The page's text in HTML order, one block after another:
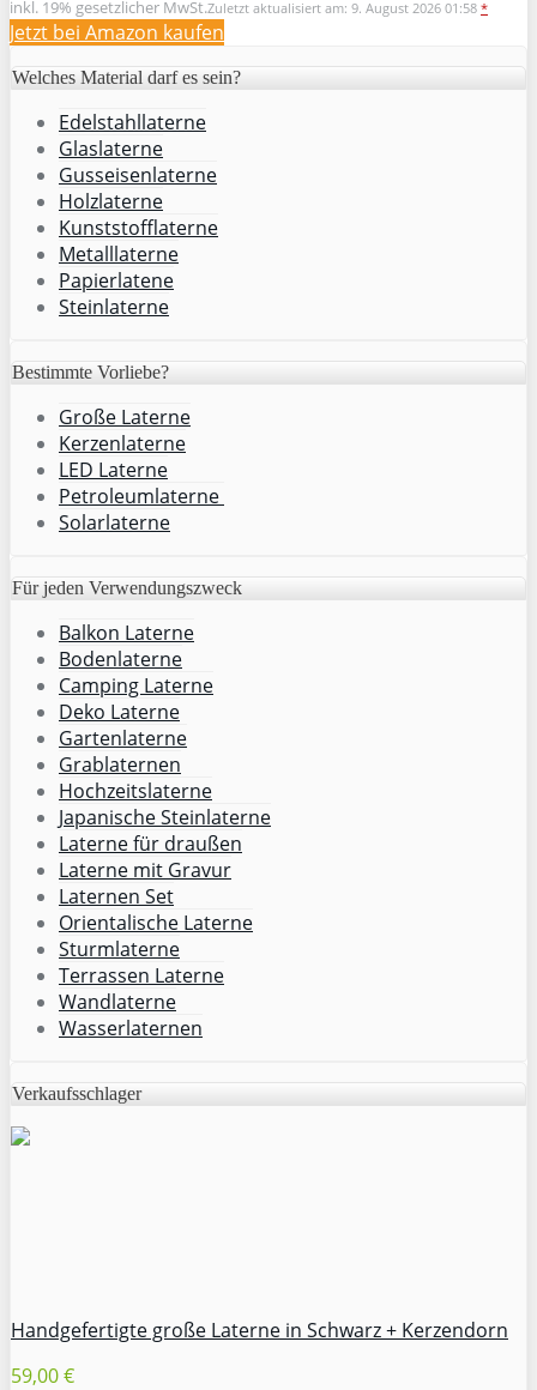
inkl. 19% gesetzlicher MwSt.Zuletzt aktualisiert am: 9. August 2026 01:58 *
Jetzt bei Amazon kaufen
Welches Material darf es sein?
Edelstahllaterne
Glaslaterne
Gusseisenlaterne
Holzlaterne
Kunststofflaterne
Metalllaterne
Papierlatene
Steinlaterne
Bestimmte Vorliebe?
Große Laterne
Kerzenlaterne
LED Laterne
Petroleumlaterne
Solarlaterne
Für jeden Verwendungszweck
Balkon Laterne
Bodenlaterne
Camping Laterne
Deko Laterne
Gartenlaterne
Grablaternen
Hochzeitslaterne
Japanische Steinlaterne
Laterne für draußen
Laterne mit Gravur
Laternen Set
Orientalische Laterne
Sturmlaterne
Terrassen Laterne
Wandlaterne
Wasserlaternen
Verkaufsschlager
Handgefertigte große Laterne in Schwarz + Kerzendorn
59,00 €